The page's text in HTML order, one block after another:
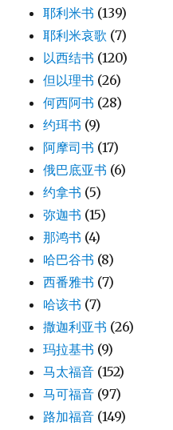
耶利米书 (139)
耶利米哀歌 (7)
以西结书 (120)
但以理书 (26)
何西阿书 (28)
约珥书 (9)
阿摩司书 (17)
俄巴底亚书 (6)
约拿书 (5)
弥迦书 (15)
那鸿书 (4)
哈巴谷书 (8)
西番雅书 (7)
哈该书 (7)
撒迦利亚书 (26)
玛拉基书 (9)
马太福音 (152)
马可福音 (97)
路加福音 (149)